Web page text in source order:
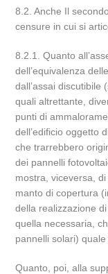
8.2. Anche Il
censure in cui si
8.2.1. Quanto
dell’equivalenza
dall’assai discutibile
quali altrettante,
punti di
dell’edificio oggetto
che trarrebbero
dei pannelli
mostra, viceversa,
manto di copertura
della realizzazione
quella necessaria,
pannelli solari)
Quanto, poi, alla